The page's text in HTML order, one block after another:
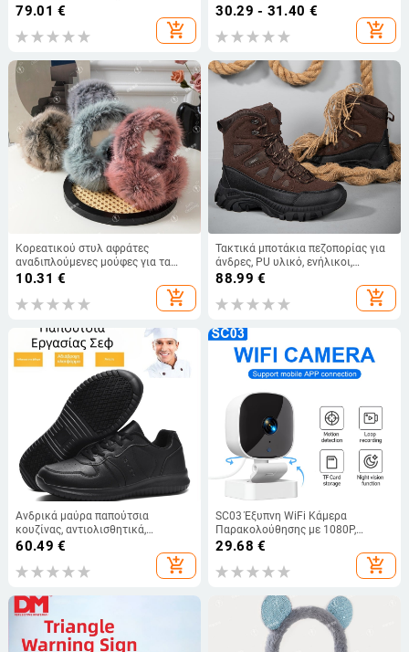
Διάτρηση, Μεταλλικό Καπάκι
Δακτύλων, Μεσαίου Ύψους, Άνω
Μέρος από Flying Mesh,
Υποδήματα Εργασίας
79.01 €
add_shopping_cart
εξωτερικού χώρου για οικιακή
30.29 - 31.40 €
add_shopping_cart
Κορεατικού στυλ αφράτες
αναδιπλούμενες μούφες για τα
αυτιά, φθινοπωρινό-χειμερινό,
10.31 €
add_shopping_cart
Τακτικά μποτάκια πεζοπορίας για
άνδρες, PU υλικό, ενήλικοι,
κατάλληλα για πεζοπορία και
88.99 €
add_shopping_cart
Ανδρικά μαύρα παπούτσια
κουζίνας, αντιολισθητικά,
αδιάβροχα, ανθεκτικά σε λάδι,
διαπνέοντα, EVA υλικό, παπούτσια
σεφ, μέγεθος 48
60.49 €
add_shopping_cart
SC03 Έξυπνη WiFi Κάμερα
Παρακολούθησης με 1080P,
Ανίχνευση Κίνησης, Έγχρωμη
Νυχτερινή Όραση, 5V Τροφοδοσία,
ABS Κέλυφος
29.68 €
add_shopping_cart